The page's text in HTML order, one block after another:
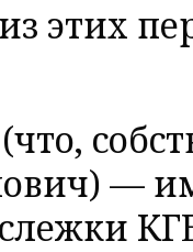
этих
—